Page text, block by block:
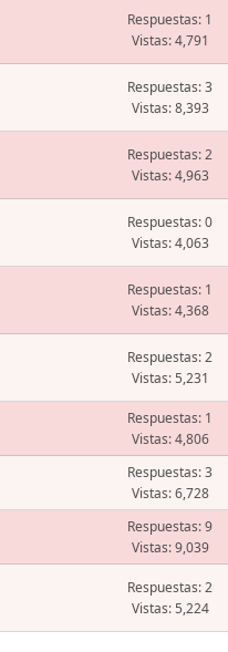
Respuestas: 1
Vistas: 4,791
Respuestas: 3
Vistas: 8,393
Respuestas: 2
Vistas: 4,963
Respuestas: 0
Vistas: 4,063
Respuestas: 1
Vistas: 4,368
Respuestas: 2
Vistas: 5,231
Respuestas: 1
Vistas: 4,806
Respuestas: 3
Vistas: 6,728
Respuestas: 9
Vistas: 9,039
Respuestas: 2
Vistas: 5,224